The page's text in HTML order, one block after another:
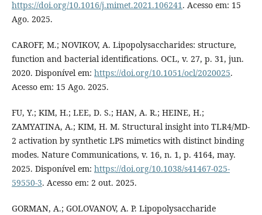
https://doi.org/10.1016/j.mimet.2021.106241 . Acesso em: 15
Ago. 2025.
CAROFF, M.; NOVIKOV, A. Lipopolysaccharides: structure,
function and bacterial identifications. OCL, v. 27, p. 31, jun.
2020. Disponível em: https://doi.org/10.1051/ocl/2020025.
Acesso em: 15 Ago. 2025.
FU, Y.; KIM, H.; LEE, D. S.; HAN, A. R.; HEINE, H.;
ZAMYATINA, A.; KIM, H. M. Structural insight into TLR4/MD-
2 activation by synthetic LPS mimetics with distinct binding
modes. Nature Communications, v. 16, n. 1, p. 4164, may.
2025. Disponível em: https://doi.org/10.1038/s41467-025-
59550-3. Acesso em: 2 out. 2025.
GORMAN, A.; GOLOVANOV, A. P. Lipopolysaccharide